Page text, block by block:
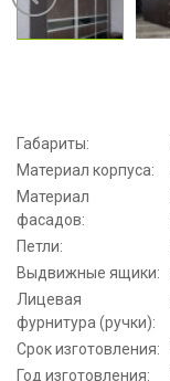
Габариты:
Материал корпуса:
Материал
фасадов:
Петли:
Выдвижные ящики:
Лицевая
фурнитура (ручки):
Срок изготовления:
Год изготовления: